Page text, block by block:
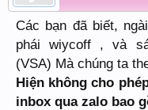
Các bạn đã biết,
phái wiycoff , và
(VSA) Mà chúng ta
Hiện không cho
inbox qua zalo bao